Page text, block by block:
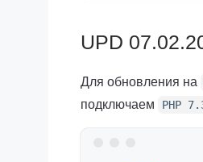
UPD
Для обновления на
подключаем
PHP